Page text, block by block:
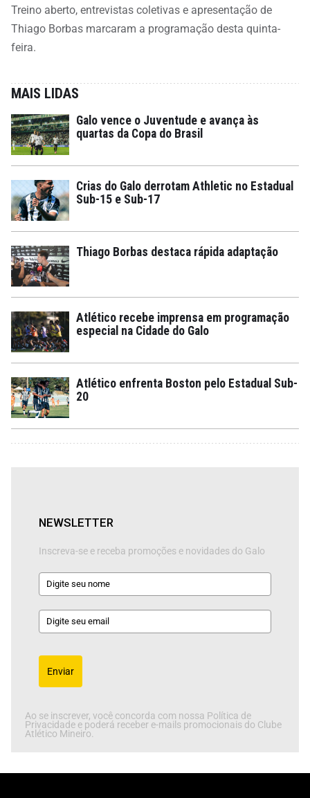
Treino aberto, entrevistas coletivas e apresentação de
Thiago Borbas marcaram a programação desta quinta-
feira.
MAIS LIDAS
Galo vence o Juventude e avança às
quartas da Copa do Brasil
Crias do Galo derrotam Athletic no Estadual
Sub-15 e Sub-17
Thiago Borbas destaca rápida adaptação
Atlético recebe imprensa em programação
especial na Cidade do Galo
Atlético enfrenta Boston pelo Estadual Sub-
20
NEWSLETTER
Inscreva-se e receba promoções e novidades do Galo
Enviar
Ao se inscrever, você concorda com nossa Política de
Privacidade e poderá receber e-mails promocionais do Clube
Atlético Mineiro.